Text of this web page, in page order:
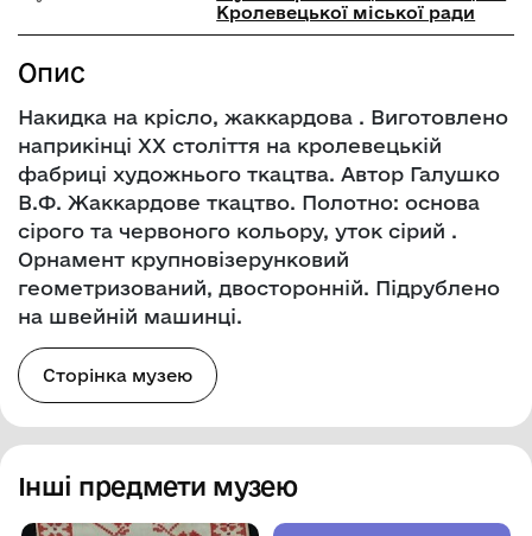
Кролевецької міської ради
Опис
Накидка на крісло, жаккардова . Виготовлено
наприкінці ХХ століття на кролевецькій
фабриці художнього ткацтва. Автор Галушко
В.Ф. Жаккардове ткацтво. Полотно: основа
сірого та червоного кольору, уток сірий .
Орнамент крупновізерунковий
геометризований, двосторонній. Підрублено
на швейній машинці.
Сторінка музею
Інші предмети музею